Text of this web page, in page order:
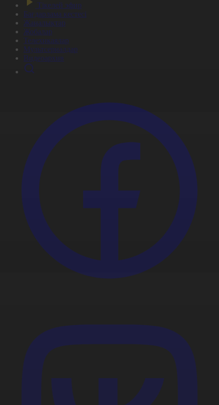
Тікелей эфир
Бағдарлама кестесі
Жаңалықтар
Жобалар
Телехикаялар
Мультсериалдар
Видеоархив